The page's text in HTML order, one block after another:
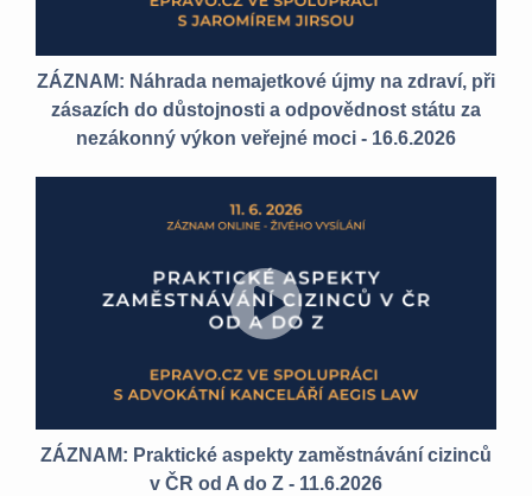
ZÁZNAM: Náhrada nemajetkové újmy na zdraví, při
zásazích do důstojnosti a odpovědnost státu za
nezákonný výkon veřejné moci - 16.6.2026
ZÁZNAM: Praktické aspekty zaměstnávání cizinců
v ČR od A do Z - 11.6.2026